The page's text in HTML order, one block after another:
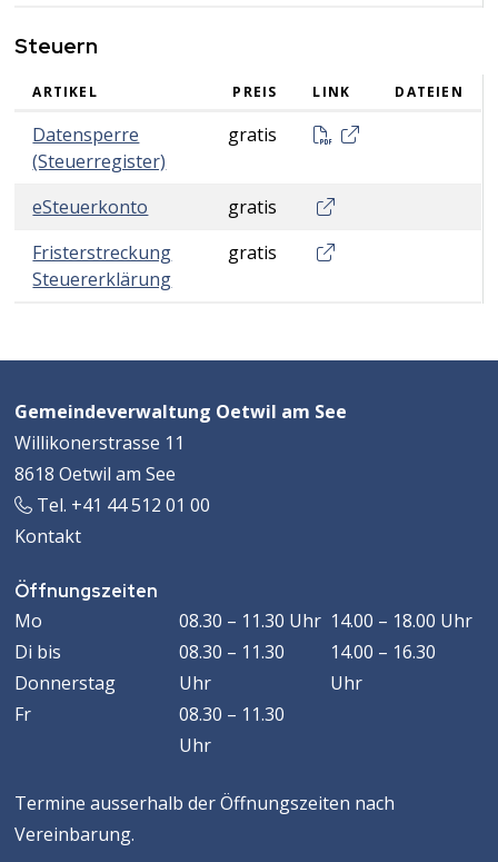
Steuern
Steuern
ARTIKEL PREIS LINK DATEIEN
Datensperre
(Steuerregister)
gratis Datensperre
eSteuerkonto gratis
eSteuerkonto
Fristerstreckung
Steuererklärung
gratis Fristerstreckung
Footer
Adresse
Gemeindeverwaltung Oetwil am See
Willikonerstrasse 11
8618 Oetwil am See
Tel. +41 44 512 01 00
Kontakt
Öffnungszeiten
Öffnungszeiten
WOCHENTAG VORMITTAG MACHMITTAG
Mo 08.30 – 11.30 Uhr 14.00 – 18.00 Uhr
Di bis
Donnerstag
08.30 – 11.30
Uhr
14.00 – 16.30
Uhr
Fr
08.30 – 11.30
Uhr
Termine ausserhalb der Öffnungszeiten nach
Vereinbarung.